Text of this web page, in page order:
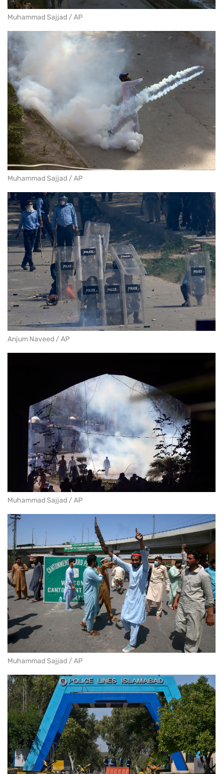
Muhammad Sajjad / AP
Muhammad Sajjad / AP
Anjum Naveed / AP
Muhammad Sajjad / AP
Muhammad Sajjad / AP